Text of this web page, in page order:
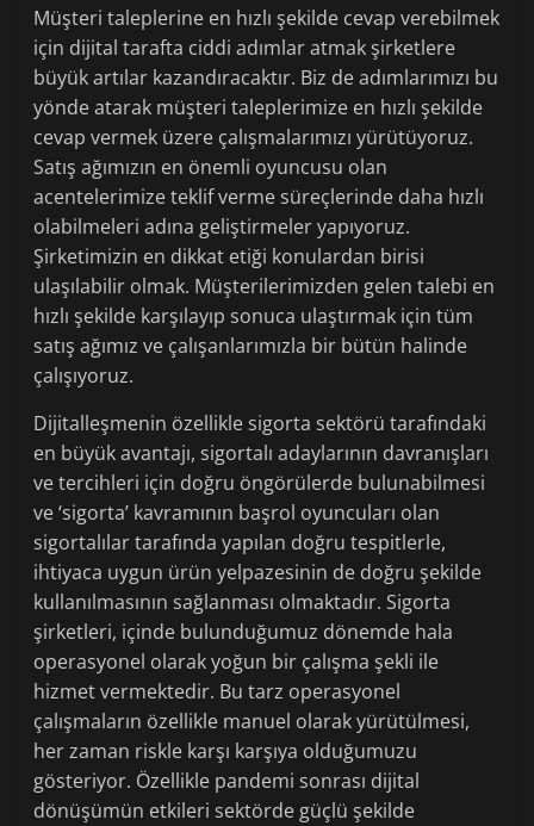
Müşteri taleplerine en hızlı şekilde cevap verebilmek
için dijital tarafta ciddi adımlar atmak şirketlere
büyük artılar kazandıracaktır. Biz de adımlarımızı bu
yönde atarak müşteri taleplerimize en hızlı şekilde
cevap vermek üzere çalışmalarımızı yürütüyoruz.
Satış ağımızın en önemli oyuncusu olan
acentelerimize teklif verme süreçlerinde daha hızlı
olabilmeleri adına geliştirmeler yapıyoruz.
Şirketimizin en dikkat etiği konulardan birisi
ulaşılabilir olmak. Müşterilerimizden gelen talebi en
hızlı şekilde karşılayıp sonuca ulaştırmak için tüm
satış ağımız ve çalışanlarımızla bir bütün halinde
çalışıyoruz.
Dijitalleşmenin özellikle sigorta sektörü tarafındaki
en büyük avantajı, sigortalı adaylarının davranışları
ve tercihleri için doğru öngörülerde bulunabilmesi
ve ‘sigorta’ kavramının başrol oyuncuları olan
sigortalılar tarafında yapılan doğru tespitlerle,
ihtiyaca uygun ürün yelpazesinin de doğru şekilde
kullanılmasının sağlanması olmaktadır. Sigorta
şirketleri, içinde bulunduğumuz dönemde hala
operasyonel olarak yoğun bir çalışma şekli ile
hizmet vermektedir. Bu tarz operasyonel
çalışmaların özellikle manuel olarak yürütülmesi,
her zaman riskle karşı karşıya olduğumuzu
gösteriyor. Özellikle pandemi sonrası dijital
dönüşümün etkileri sektörde güçlü şekilde